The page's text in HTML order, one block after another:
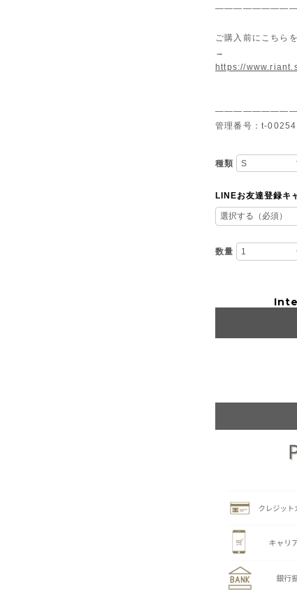
ご購入前にこちら
→
https://
管理番号：t-00254
種類
LINEお友達登録キ
数量